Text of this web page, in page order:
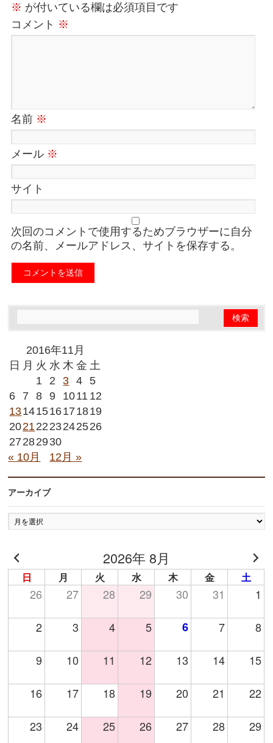
※ が付いている欄は必須項目です
コメント ※
名前 ※
メール ※
サイト
次回のコメントで使用するためブラウザーに自分
の名前、メールアドレス、サイトを保存する。
2016年11月
日 月 火 水 木 金 土
1
2 3 4
5
6
7 8 9 1011 12
1314151617 1819
202122 23242526
27 282930
« 10月
12月 »
アーカイブ
ア
ー
イ
ブ
2026年 8月
日 月 火 水 木 金 土
26 27 28 29 30 31 1
2 3 4 5 6 7 8
9 10 11 12 13 14 15
16 17 18 19 20 21 22
23 24 25 26 27 28 29